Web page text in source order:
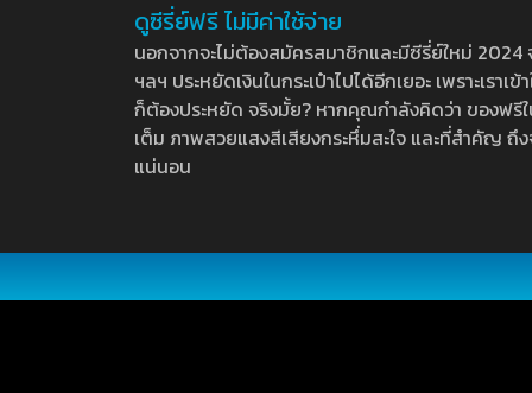
ดูซีรี่ย์ฟรี ไม่มีค่าใช้จ่าย
นอกจากจะไม่ต้องสมัครสมาชิกและมีซีรี่ย์ใหม่
ฯลฯ ประหยัดเงินในกระเป๋าไปได้อีกเยอะ เพราะเร
ก็ต้องประหยัด จริงมั้ย? หากคุณกำลังคิดว่า ของฟ
เต็ม ภาพสวยแสงสีเสียงกระหึ่มสะใจ และที่สำคัญ
แน่นอน